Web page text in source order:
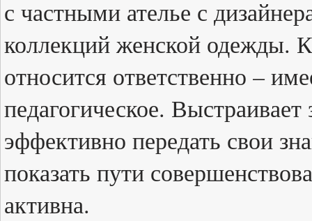
с частными ателье с
коллекций женской одежды.
относится ответственно –
педагогическое.
эффективно передать свои
показать пути
активна.